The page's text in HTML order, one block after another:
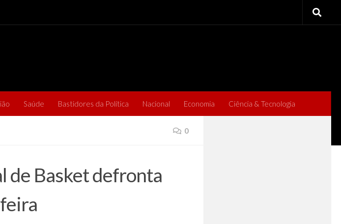
Saúde Bastidores da Política Nacional Economia Ciência & Tecnologia
0
de Basket defronta